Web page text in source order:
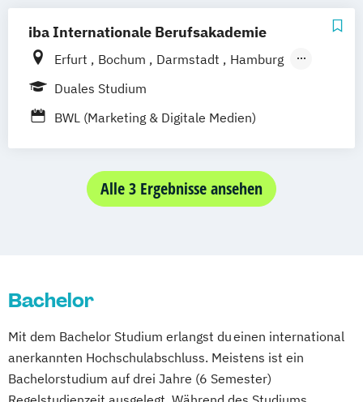
iba Internationale Berufsakademie
Erfurt Bochum Darmstadt
Hamburg
Heidelberg
Duales Studium
BWL (Marketing & Digitale Medien)
Alle 3 Ergebnisse ansehen
Bachelor
Mit dem Bachelor Studium erlangst du einen international
anerkannten Hochschulabschluss. Meistens ist ein
Bachelorstudium auf drei Jahre (6 Semester)